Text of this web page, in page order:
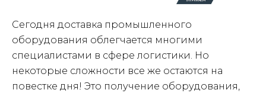
Сегодня доставка промышленного
оборудования облегчается многими
специалистами в сфере логистики. Но
некоторые сложности все же остаются на
повестке дня! Это получение оборудования,